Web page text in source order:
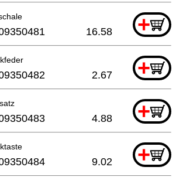
+
16.58
+
2.67
+
4.88
+
9.02